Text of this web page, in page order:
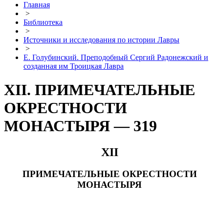
Главная
>
Библиотека
>
Источники и исследования по истории Лавры
>
Е. Голубинский. Преподобный Сергий Радонежский и
созданная им Троицкая Лавра
XII. ПРИМЕЧАТЕЛЬНЫЕ
ОКРЕСТНОСТИ
МОНАСТЫРЯ — 319
XII
ПРИМЕЧАТЕЛЬНЫЕ ОКРЕСТНОСТИ
МОНАСТЫРЯ